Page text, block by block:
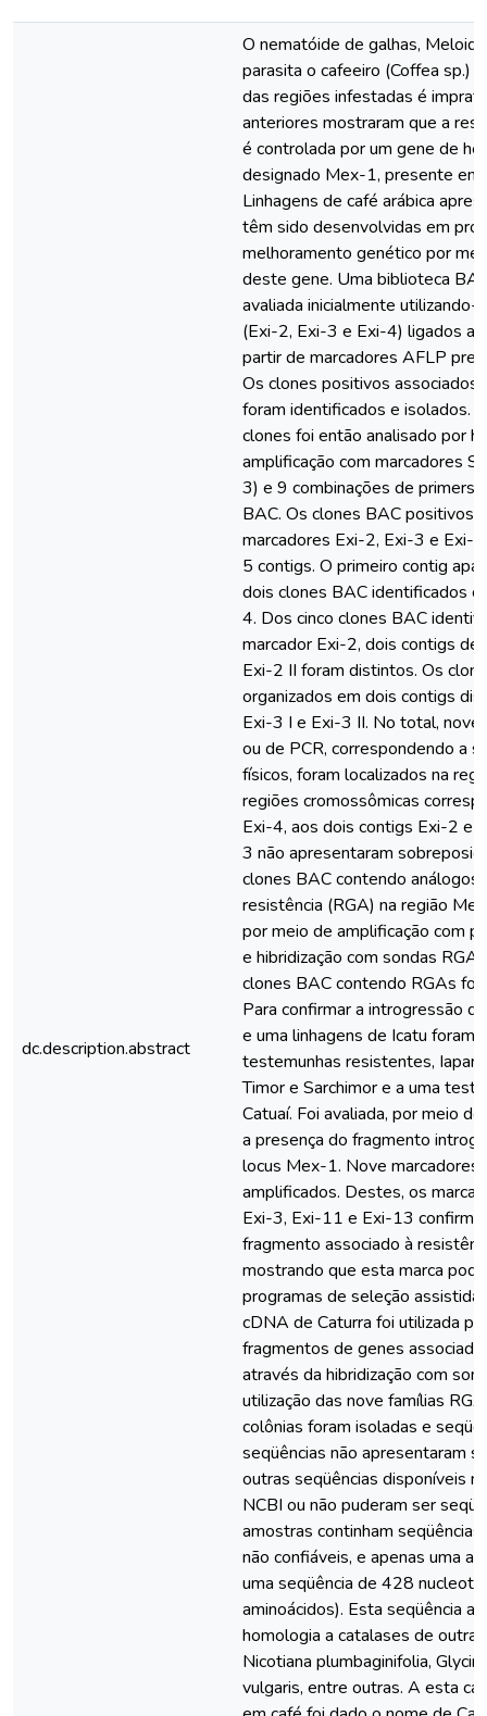
dc.description.abstract
O nematóide de galhas,
parasita o cafeeiro (Coffea sp.)
das regiões infestadas é
anteriores mostraram que a
é controlada por um gene de
designado Mex-1, presente em
Linhagens de café arábica
têm sido desenvolvidas em
melhoramento genético por
deste gene. Uma biblioteca
avaliada inicialmente
(Exi-2, Exi-3 e Exi-4) ligados a
partir de marcadores AFLP
Os clones positivos associados
foram identificados e isolados.
clones foi então analisado por
amplificação com marcadores
3) e 9 combinações de primers
BAC. Os clones BAC positivos,
marcadores Exi-2, Exi-3 e Exi-
5 contigs. O primeiro contig
dois clones BAC identificados
4. Dos cinco clones BAC
marcador Exi-2, dois contigs
Exi-2 II foram distintos. Os
organizados em dois contigs
Exi-3 I e Exi-3 II. No total,
ou de PCR, correspondendo a
físicos, foram localizados na
regiões cromossômicas
Exi-4, aos dois contigs Exi-2 e
3 não apresentaram
clones BAC contendo análogos
resistência (RGA) na região
por meio de amplificação com
e hibridização com sondas RGA
clones BAC contendo RGAs
Para confirmar a introgressão
e uma linhagens de Icatu foram
testemunhas resistentes, Iapar
Timor e Sarchimor e a uma
Catuaí. Foi avaliada, por meio
a presença do fragmento
locus Mex-1. Nove marcadores
amplificados. Destes, os
Exi-3, Exi-11 e Exi-13
fragmento associado à
mostrando que esta marca
programas de seleção
cDNA de Caturra foi utilizada
fragmentos de genes
através da hibridização com
utilização das nove famílias
colônias foram isoladas e
seqüências não apresentaram
outras seqüências disponíveis
NCBI ou não puderam ser
amostras continham
não confiáveis, e apenas uma
uma seqüência de 428
aminoácidos). Esta seqüência
homologia a catalases de
Nicotiana plumbaginifolia,
vulgaris, entre outras. A esta